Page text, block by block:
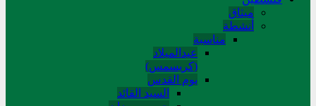
میثاق
أنشطة
مناسبة
عیدالمیلاد
(کریسمس)
یوم القدس
السید القائد